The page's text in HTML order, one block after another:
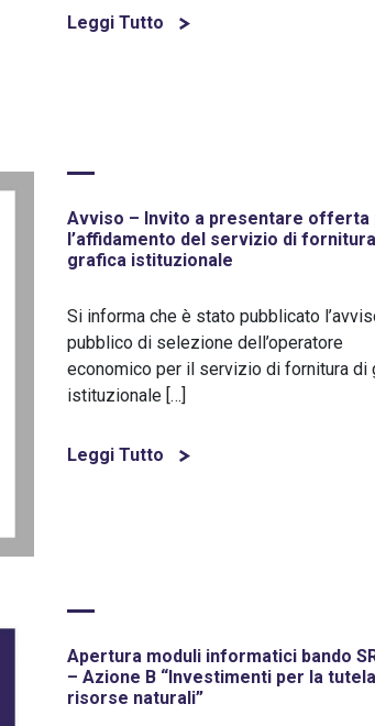
Leggi Tutto
Avviso – Invito a presentare offerta
l’affidamento del servizio di
grafica istituzionale
Si informa che è stato pubblicato
pubblico di selezione dell’operatore
economico per il servizio di fornitura di
istituzionale […]
Leggi Tutto
Apertura moduli informatici bando
– Azione B “Investimenti per la
risorse naturali”